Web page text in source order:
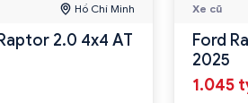
Hồ Chí Minh
2.0 4x4 AT
Xe cũ
Ford
2025
1.045